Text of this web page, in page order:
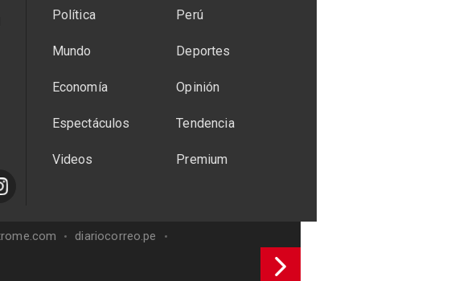
Política Perú
Mundo Deportes
Economía Opinión
Espectáculos Tendencia
Videos Premium
diariocorreo.pe